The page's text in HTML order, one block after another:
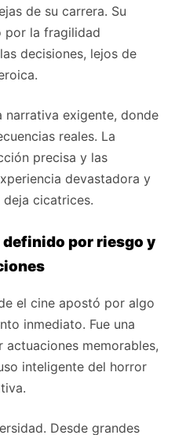
de su carrera. Su
por la fragilidad
decisiones, lejos de
narrativa exigente, donde
reales. La
precisa y las
devastadora y
deja cicatrices.
por riesgo y
el cine apostó por algo
inmediato. Fue una
memorables,
inteligente del horror
Desde grandes